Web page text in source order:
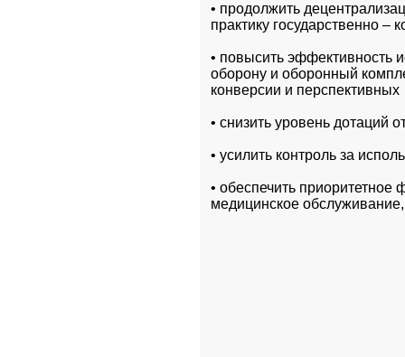
• продолжить
практику государственно –
• повысить эффективность
оборону и оборонный
конверсии и перспективных
• снизить уровень дотаций
• усилить контроль за
• обеспечить приоритетное
медицинское